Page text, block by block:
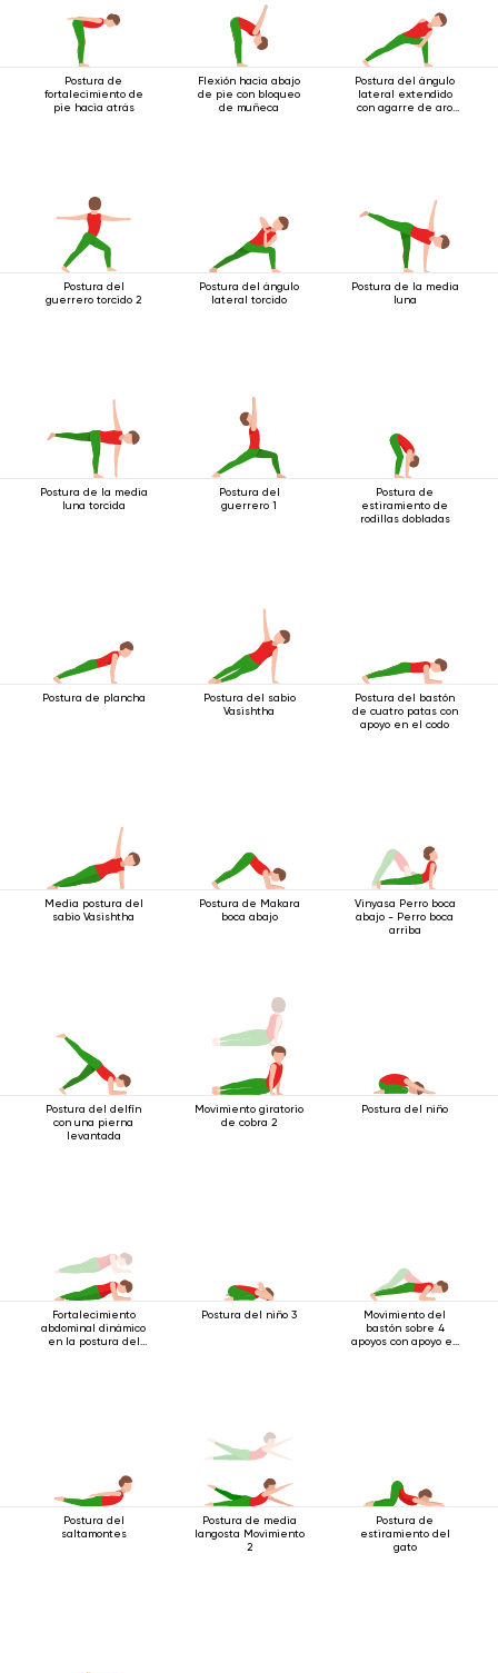
Postura de
fortalecimiento de
pie hacia atrás
Flexión hacia abajo
de pie con bloqueo
de muñeca
Postura del ángulo
lateral extendido
con agarre de aro
Postura del
guerrero torcido 2
Postura del ángulo
lateral torcido
Postura de la media
luna
Postura de la media
luna torcida
Postura del
guerrero 1
Postura de
estiramiento de
rodillas dobladas
Postura de plancha
Postura del sabio
Vasishtha
Postura del bastón
de cuatro patas con
apoyo en el codo
Media postura del
sabio Vasishtha
Postura de Makara
boca abajo
Vinyasa Perro boca
abajo - Perro boca
arriba
Postura del delfín
con una pierna
levantada
Movimiento giratorio
de cobra 2
Postura del niño
Fortalecimiento
abdominal dinámico
en la postura del
Postura del niño 3
Movimiento del
bastón sobre 4
apoyos con apoyo en
Postura del
saltamontes
Postura de media
langosta Movimiento
2
Postura de
estiramiento del
gato